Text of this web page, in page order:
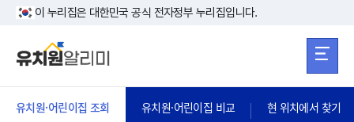
본문 바로가기
이 누리집은 대한민국 공식 전자정부 누리집입니다.
유치원·어린이집 조회 유치원·어린이집 비교 현 위치에서 찾기